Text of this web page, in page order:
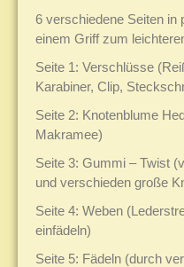
6 verschiedene Seiten in
einem Griff zum
Seite 1: Verschlüsse
Karabiner, Clip,
Seite 2: Knotenblume
Makramee)
Seite 3: Gummi – Twist
und verschieden große
Seite 4: Weben
einfädeln)
Seite 5: Fädeln (durch